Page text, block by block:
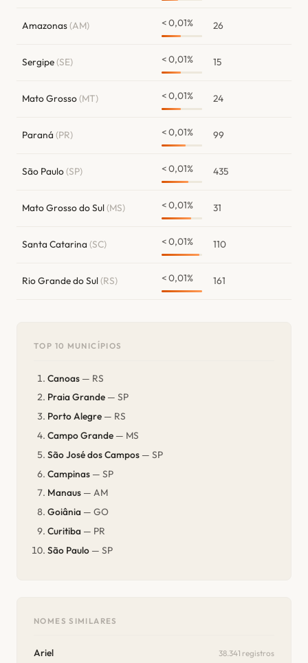
Amazonas(AM) < 0,01% 26
Sergipe(SE) < 0,01% 15
Mato Grosso(MT) < 0,01% 24
Paraná (PR) < 0,01% 99
São Paulo(SP) < 0,01% 435
Mato Grosso do Sul(MS) < 0,01% 31
Santa Catarina (SC) < 0,01% 110
Rio Grande do Sul(RS) < 0,01% 161
TOP 10 MUNICÍPIOS
Canoas — RS
Praia Grande — SP
Porto Alegre — RS
Campo Grande — MS
São José dos Campos — SP
Campinas — SP
Manaus — AM
Goiânia — GO
Curitiba — PR
São Paulo — SP
NOMES SIMILARES
Ariel 38.341 registros